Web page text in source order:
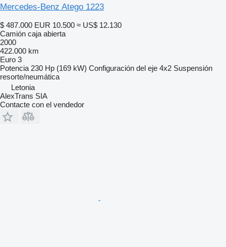
Mercedes-Benz Atego 1223
$ 487.000 EUR 10.500 ≈ US$ 12.130
Camión caja abierta
2000
422.000 km
Euro 3
Potencia 230 Hp (169 kW) Configuración del eje 4x2 Suspensión
resorte/neumática
Letonia
AlexTrans SIA
Contacte con el vendedor